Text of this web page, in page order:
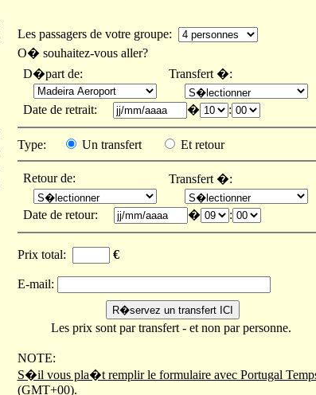
Les passagers de votre groupe:
O� souhaitez-vous aller?
D�part de:
Transfert �:
Date de retrait: � :
Type: Un transfert Et retour
Retour de: Transfert �:
Date de retour: � :
Prix total: €
E-mail:
Les prix sont par transfert - et non par personne.
NOTE:
S�il vous pla�t remplir le formulaire avec Portugal
(GMT+00).